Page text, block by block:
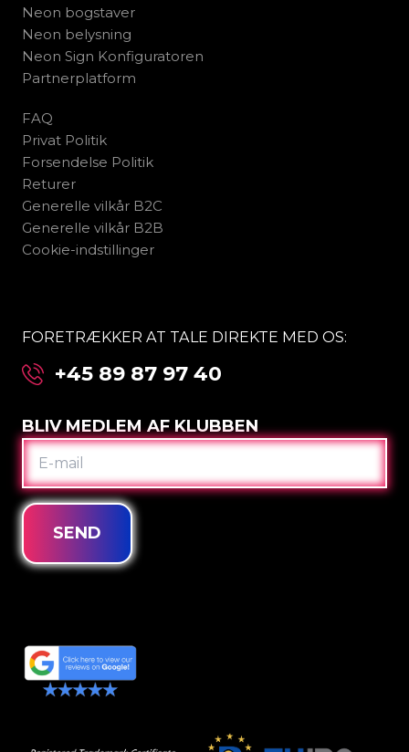
Neon bogstaver
Neon belysning
Neon Sign Konfiguratoren
Partnerplatform
FAQ
Privat Politik
Forsendelse Politik
Returer
Generelle vilkår B2C
Generelle vilkår B2B
Cookie-indstillinger
FORETRÆKKER AT TALE DIREKTE MED OS:
+45 89 87 97 40
BLIV MEDLEM AF KLUBBEN
E-
MAIL
SEND